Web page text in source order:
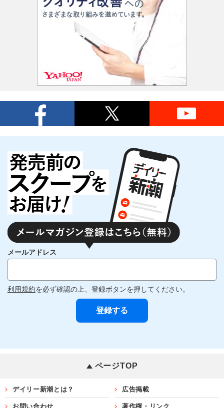
メールアドレス
利用規約を必ず確認の上、登録ボタンを押してください。
ページTOP
デイリー新潮とは？ 広告掲載
お問い合わせ 著作権・リンク